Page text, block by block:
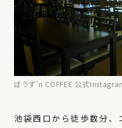
ぼうず’n COFFEE 公式
池袋西口から徒歩数分